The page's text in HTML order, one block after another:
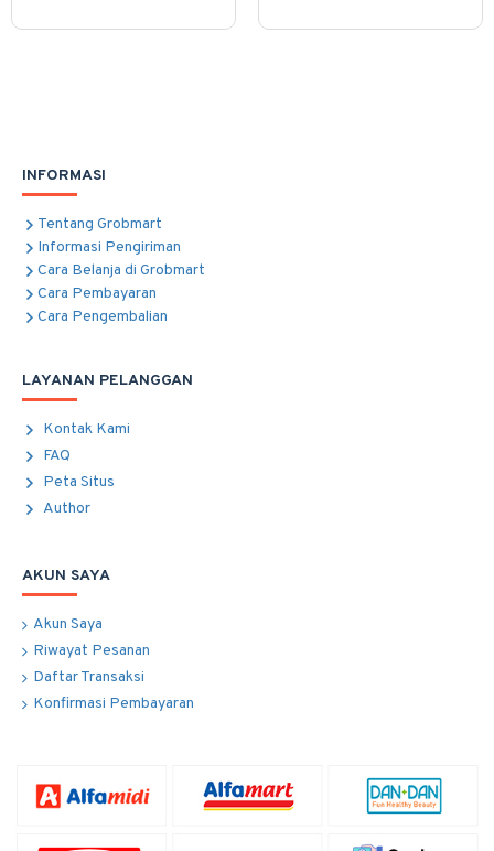
INFORMASI
Tentang Grobmart
Informasi Pengiriman
Cara Belanja di Grobmart
Cara Pembayaran
Cara Pengembalian
LAYANAN PELANGGAN
Kontak Kami
FAQ
Peta Situs
Author
AKUN SAYA
Akun Saya
Riwayat Pesanan
Daftar Transaksi
Konfirmasi Pembayaran